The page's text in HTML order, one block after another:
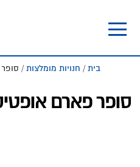
main
footer
בית / חנויות מומלצות / סופר
סופר פארם